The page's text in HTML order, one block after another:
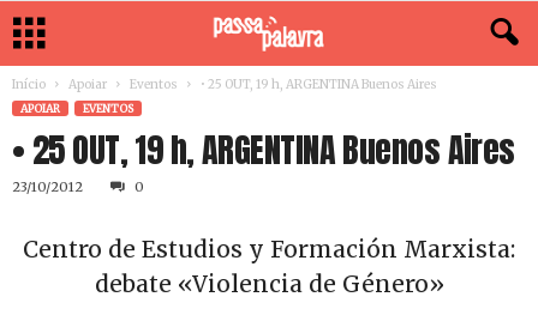
Início Apoiar Eventos • 25 OUT, 19 h, ARGENTINA Buenos Aires
APOIAR EVENTOS
• 25 OUT, 19 h, ARGENTINA Buenos Aires
23/10/2012 0
Centro de Estudios y Formación Marxista:
debate «Violencia de Género»